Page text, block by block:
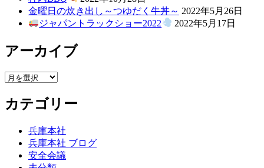
金曜日の炊き出し～つゆだく牛丼～ 2022年5月26日
ジャパントラックショー2022
2022年5月17日
アーカイブ
ア
カ
イ
カテゴリー
兵庫本社
兵庫本社 ブログ
安全会議